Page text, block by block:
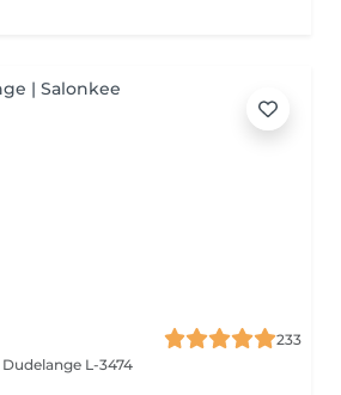
233
Dudelange L-3474